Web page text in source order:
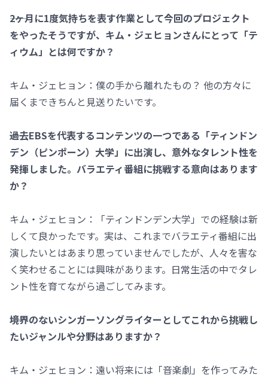
――2ヶ月に1度気持ちを表す作業として今回のプロジェクト
をやったそうですが、キム・ジェヒョンさんにとって「テ
ィウム」とは何ですか？
キム・ジェヒョン：僕の手から離れたもの？ 他の方々に
届くまできちんと見送りたいです。
――過去EBSを代表するコンテンツの一つである「ティンドン
デン（ピンポーン）大学」に出演し、意外なタレント性を
発揮しました。バラエティ番組に挑戦する意向はあります
か？
キム・ジェヒョン：「ティンドンデン大学」での経験は新
しくて良かったです。実は、これまでバラエティ番組に出
演したいとはあまり思っていませんでしたが、人々を害な
く笑わせることには興味があります。日常生活の中でタレ
ント性を育てながら過ごしてみます。
――境界のないシンガーソングライターとしてこれから挑戦し
たいジャンルや分野はありますか？
キム・ジェヒョン：遠い将来には「音楽劇」を作ってみた